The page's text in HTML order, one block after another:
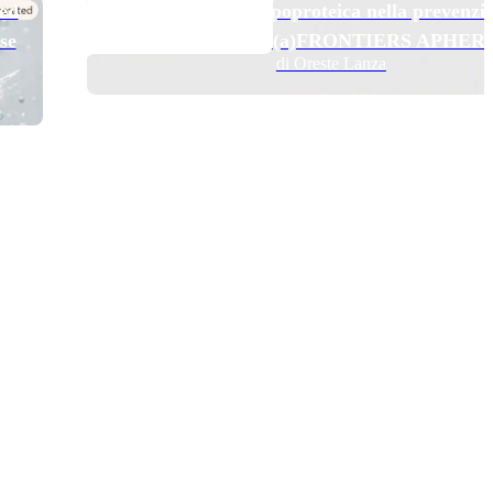
secondaria: il trial Lp(a)FRONTIERS
di Oreste Lanza